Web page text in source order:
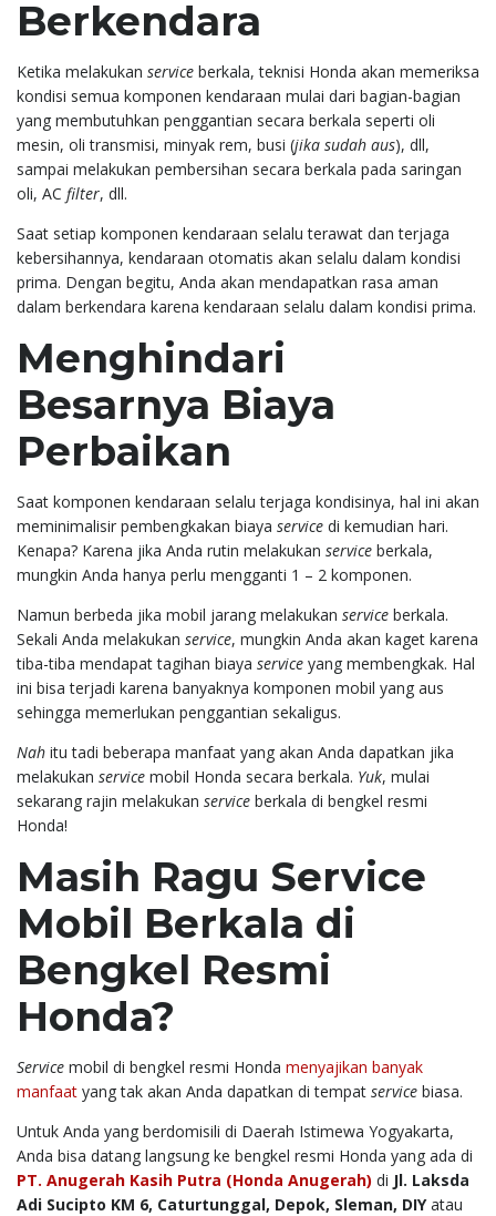
Berkendara
Ketika melakukan service berkala, teknisi Honda akan memeriksa
kondisi semua komponen kendaraan mulai dari bagian-bagian
yang membutuhkan penggantian secara berkala seperti oli
mesin, oli transmisi, minyak rem, busi (jika sudah aus), dll,
sampai melakukan pembersihan secara berkala pada saringan
oli, AC filter, dll.
Saat setiap komponen kendaraan selalu terawat dan terjaga
kebersihannya, kendaraan otomatis akan selalu dalam kondisi
prima. Dengan begitu, Anda akan mendapatkan rasa aman
dalam berkendara karena kendaraan selalu dalam kondisi prima.
Menghindari
Besarnya Biaya
Perbaikan
Saat komponen kendaraan selalu terjaga kondisinya, hal ini akan
meminimalisir pembengkakan biaya service di kemudian hari.
Kenapa? Karena jika Anda rutin melakukan service berkala,
mungkin Anda hanya perlu mengganti 1 – 2 komponen.
Namun berbeda jika mobil jarang melakukan service berkala.
Sekali Anda melakukan service, mungkin Anda akan kaget karena
tiba-tiba mendapat tagihan biaya service yang membengkak. Hal
ini bisa terjadi karena banyaknya komponen mobil yang aus
sehingga memerlukan penggantian sekaligus.
Nah itu tadi beberapa manfaat yang akan Anda dapatkan jika
melakukan service mobil Honda secara berkala. Yuk, mulai
sekarang rajin melakukan service berkala di bengkel resmi
Honda!
Masih Ragu Service
Mobil Berkala di
Bengkel Resmi
Honda?
Service mobil di bengkel resmi Honda menyajikan banyak
manfaat yang tak akan Anda dapatkan di tempat service biasa.
Untuk Anda yang berdomisili di Daerah Istimewa Yogyakarta,
Anda bisa datang langsung ke bengkel resmi Honda yang ada di
PT. Anugerah Kasih Putra (Honda Anugerah) di Jl. Laksda
Adi Sucipto KM 6, Caturtunggal, Depok, Sleman, DIYatau